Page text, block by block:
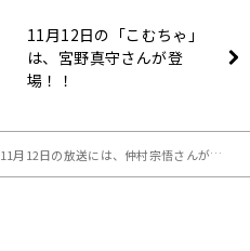
11月12日の「こむちゃ」
は、宮野真守さんが登
場！！
11月12日の放送には、仲村宗悟さんがゲストに登場！『安元洋貴の笑われるセールスマン（仮）』